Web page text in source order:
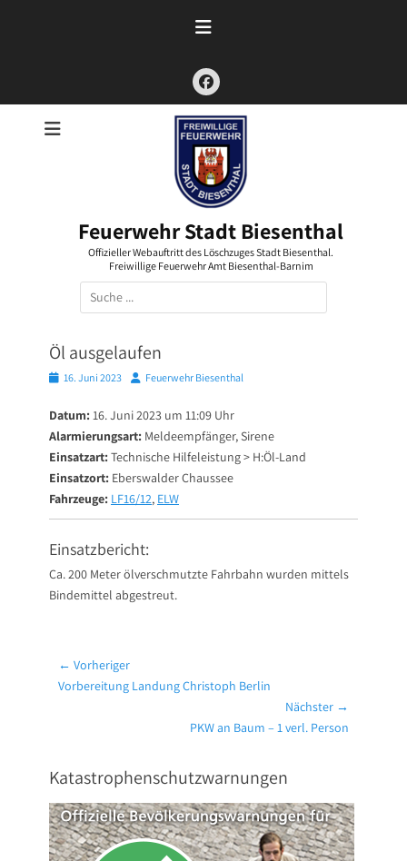
Facebook
Feuerwehr Stadt Biesenthal
Offizieller Webauftritt des Löschzuges Stadt Biesenthal.
Freiwillige Feuerwehr Amt Biesenthal-Barnim
Suchen
nach:
Öl ausgelaufen
Posted16. Juni 2023 AutorFeuerwehr Biesenthal
Datum: 16. Juni 2023 um 11:09 Uhr
Alarmierungsart: Meldeempfänger, Sirene
Einsatzart: Technische Hilfeleistung > H:Öl-Land
Einsatzort: Eberswalder Chaussee
Fahrzeuge: LF16/12, ELW
Einsatzbericht:
Ca. 200 Meter ölverschmutzte Fahrbahn wurden mittels
Bindemittel abgestreut.
Beitragsnavigation
← Vorheriger
Vorheriger
Vorbereitung Landung Christoph Berlin
Nächster →
PKW an Baum – 1 verl. Person
Katastrophenschutzwarnungen